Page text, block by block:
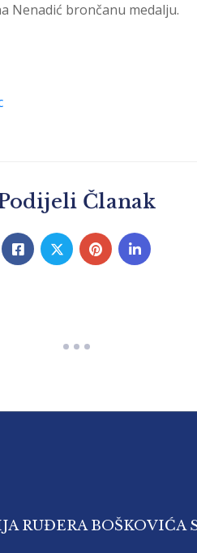
Nenadić brončanu medalju.
Članak
RUĐERA BOŠKOVIĆA